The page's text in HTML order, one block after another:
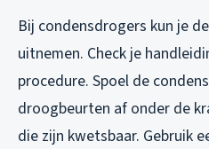
Bij condensdrogers kun je
uitnemen. Check je
procedure. Spoel de
droogbeurten af onder de
die zijn kwetsbaar. Gebruik